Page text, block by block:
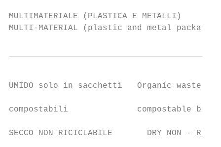
MULTIMATERIALE (PLASTICA E METALLI)
MULTI-MATERIAL (plastic and metal
UMIDO solo in sacchetti   Organic waste
compostabili              compostable bags
SECCO NON RICICLABILE       DRY NON -